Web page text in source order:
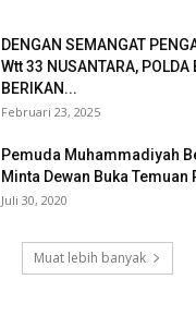
DENGAN SEMANGAT
Wtt 33 NUSANTARA, POLDA
BERIKAN...
Februari 23, 2025
Pemuda Muhammadiyah
Minta Dewan Buka Temuan
Juli 30, 2020
Muat lebih banyak